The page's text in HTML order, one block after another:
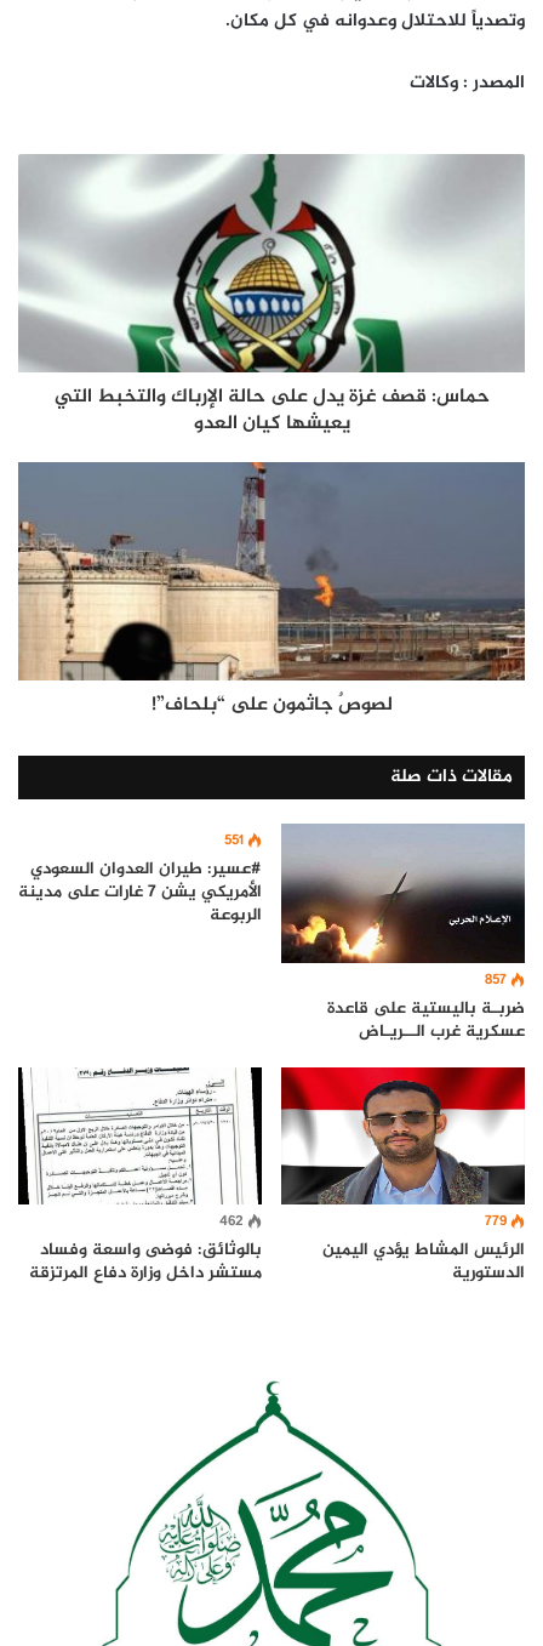
وتصدياً للاحتلال وعدوانه في كل مكان.
المصدر : وكالات
حماس: قصف غزة يدل على حالة الإرباك والتخبط التي
يعيشها كيان العدو
لصوصٌ جاثمون على “بلحاف”!
مقالات ذات صلة
857
ضربـة باليستية على قاعدة
عسكرية غرب الــريـاض
551
#عسير: طيران العدوان السعودي
الأمريكي يشن 7 غارات على مدينة
الربوعة
779
الرئيس المشاط يؤدي اليمين
الدستورية
462
بالوثائق: فوضى واسعة وفساد
مستشر داخل وزارة دفاع المرتزقة